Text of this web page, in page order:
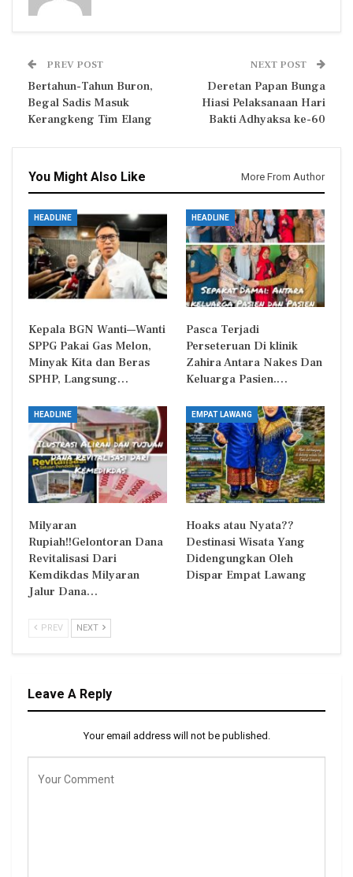
PREV POST
Bertahun-Tahun Buron,
Begal Sadis Masuk
Kerangkeng Tim Elang
NEXT POST
Deretan Papan Bunga
Hiasi Pelaksanaan Hari
Bakti Adhyaksa ke-60
You Might Also Like More From Author
HEADLINE
Kepala BGN Wanti—Wanti
SPPG Pakai Gas Melon,
Minyak Kita dan Beras
SPHP, Langsung…
HEADLINE
Pasca Terjadi
Perseteruan Di klinik
Zahira Antara Nakes Dan
Keluarga Pasien.…
HEADLINE
Milyaran
Rupiah!!Gelontoran Dana
Revitalisasi Dari
Kemdikdas Milyaran
Jalur Dana…
EMPAT LAWANG
Hoaks atau Nyata??
Destinasi Wisata Yang
Didengungkan Oleh
Dispar Empat Lawang
PREV NEXT
Leave A Reply
Your email address will not be published.